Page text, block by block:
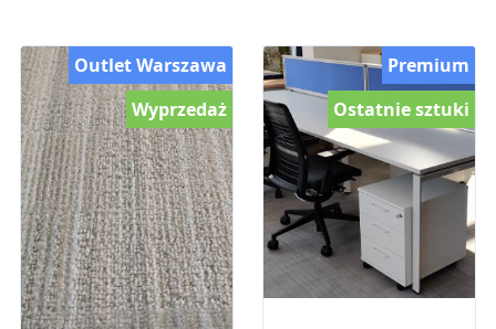
Wyprzedaż
Outlet Warszawa
Ostatnie sztuki
Premium